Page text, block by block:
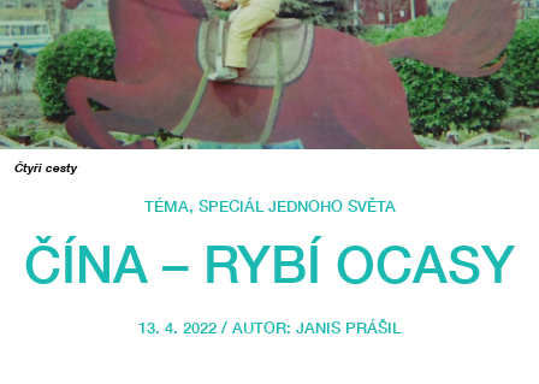
Čtyři cesty
TÉMA, SPECIÁL JEDNOHO SVĚTA
ČÍNA – RYBÍ OCASY
13. 4. 2022 / AUTOR: JANIS PRÁŠIL